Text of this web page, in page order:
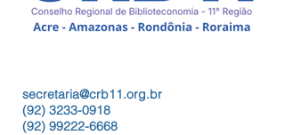
secretaria@crb11.org.br
(92) 3233-0918
(92) 99222-6668